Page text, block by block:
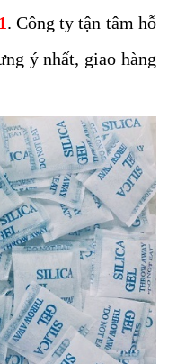
. Công ty tận tâm hỗ
ý nhất, giao hàng